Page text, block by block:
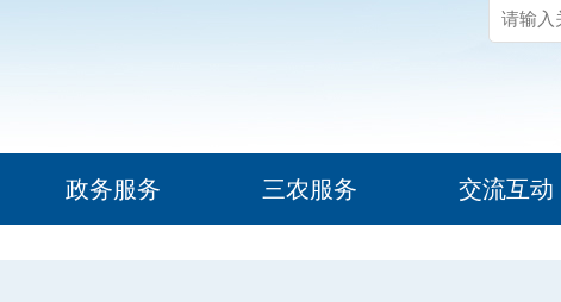
政务服务 三农服务 交流互动